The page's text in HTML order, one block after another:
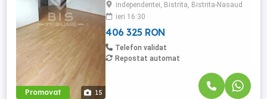
Promovat 15
și o orientare excelentă, proprietatea oferă
echilibrul perfect între confort și potențial
...
independentei, Bistrita, Bistrita-Nasaud
ieri 16:30
406 325 RON
Telefon validat
Repostat automat